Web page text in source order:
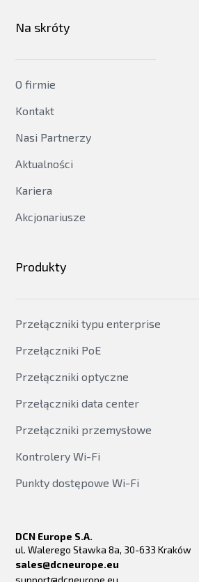
Na skróty
O firmie
Kontakt
Nasi Partnerzy
Aktualności
Kariera
Akcjonariusze
Produkty
Przełączniki typu enterprise
Przełączniki PoE
Przełączniki optyczne
Przełączniki data center
Przełączniki przemysłowe
Kontrolery Wi-Fi
Punkty dostępowe Wi-Fi
DCN Europe S.A.
ul. Walerego Sławka 8a, 30-633 Kraków
sales@dcneurope.eu
support@dcneurope.eu